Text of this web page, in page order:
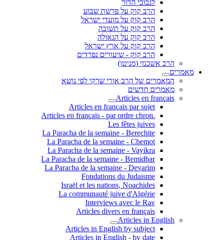
לנבוכי הדור
הרב קוק על פרשת שבוע
הרב קוק על מועדי ישראל
הרב קוק על תשובה
הרב קוק על הגאולה
הרב קוק על ארץ ישראל
הרב קוק - שיעורים נפרדים
הרב אשכנזי (מניטו)
מאמרים
המאמרים של הרב אורי שרקי לפי נושא
מאמרים חדשים
Articles en français
Articles en français par sujet
.Articles en français - par ordre chron
Les fêtes juives
La Paracha de la semaine - Berechite
La Paracha de la semaine - Chemot
La Paracha de la semaine - Vayikra
La Paracha de la semaine - Bemidbar
La Paracha de la semaine - Devarim
Fondations du Judaisme
Israël et les nations, Noachides
La communauté juive d'Algérie
Interviews avec le Rav
Articles divers en français
Articles in English
Articles in English by subject
Articles in English - by date